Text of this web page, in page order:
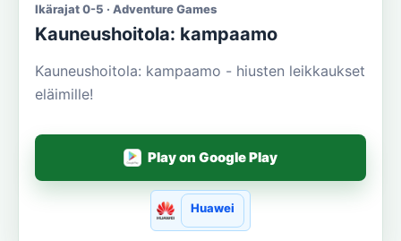
Ikärajat 0-5 · Adventure Games
Kauneushoitola: kampaamo
Kauneushoitola: kampaamo - hiusten leikkaukset
eläimille!
Play on Google Play
Huawei